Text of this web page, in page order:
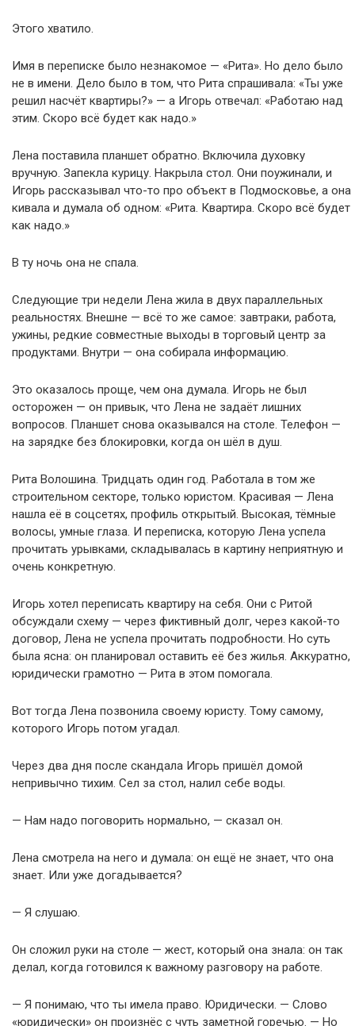
Этого хватило.
Имя в переписке было незнакомое — «Рита». Но дело было
не в имени. Дело было в том, что Рита спрашивала: «Ты уже
решил насчёт квартиры?» — а Игорь отвечал: «Работаю над
этим. Скоро всё будет как надо.»
Лена поставила планшет обратно. Включила духовку
вручную. Запекла курицу. Накрыла стол. Они поужинали, и
Игорь рассказывал что-то про объект в Подмосковье, а она
кивала и думала об одном: «Рита. Квартира. Скоро всё будет
как надо.»
В ту ночь она не спала.
Следующие три недели Лена жила в двух параллельных
реальностях. Внешне — всё то же самое: завтраки, работа,
ужины, редкие совместные выходы в торговый центр за
продуктами. Внутри — она собирала информацию.
Это оказалось проще, чем она думала. Игорь не был
осторожен — он привык, что Лена не задаёт лишних
вопросов. Планшет снова оказывался на столе. Телефон —
на зарядке без блокировки, когда он шёл в душ.
Рита Волошина. Тридцать один год. Работала в том же
строительном секторе, только юристом. Красивая — Лена
нашла её в соцсетях, профиль открытый. Высокая, тёмные
волосы, умные глаза. И переписка, которую Лена успела
прочитать урывками, складывалась в картину неприятную и
очень конкретную.
Игорь хотел переписать квартиру на себя. Они с Ритой
обсуждали схему — через фиктивный долг, через какой-то
договор, Лена не успела прочитать подробности. Но суть
была ясна: он планировал оставить её без жилья. Аккуратно,
юридически грамотно — Рита в этом помогала.
Вот тогда Лена позвонила своему юристу. Тому самому,
которого Игорь потом угадал.
Через два дня после скандала Игорь пришёл домой
непривычно тихим. Сел за стол, налил себе воды.
— Нам надо поговорить нормально, — сказал он.
Лена смотрела на него и думала: он ещё не знает, что она
знает. Или уже догадывается?
— Я слушаю.
Он сложил руки на столе — жест, который она знала: он так
делал, когда готовился к важному разговору на работе.
— Я понимаю, что ты имела право. Юридически. — Слово
«юридически» он произнёс с чуть заметной горечью. — Но